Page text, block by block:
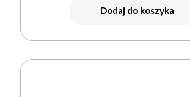
Dodaj do koszyka